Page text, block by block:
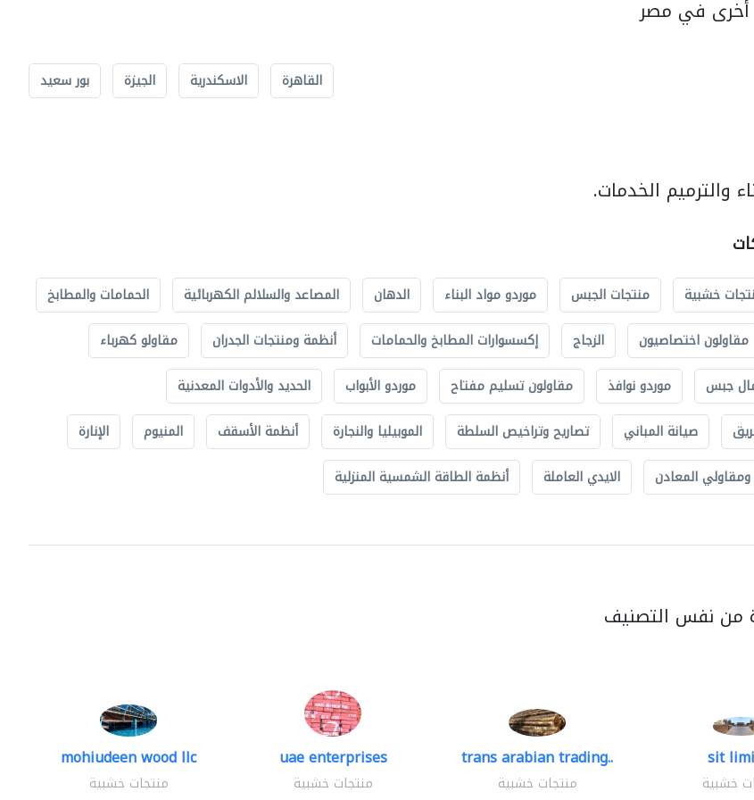
في مصر
القاهرة الاسكندرية الجيزة بور سعيد
والترميم الخدمات.
خشبية منتجات الجبس موردو مواد البناء الدهان المصاعد والسلالم الكهربائية
الحمامات والمطابخ
مقاولون اختصاصيون الزجاج إكسسوارات المطابخ والحمامات أنظمة ومنتجات الجدران
مقاولو كهرباء
جبس موردو نوافذ مقاولون تسليم مفتاح موردو الأبواب
الحديد والأدوات المعدنية
صيانة المباني تصاريح وتراخيص السلطة الموبيليا والنجارة أنظمة الأسقف المنيوم
الإنارة
المعادن الايدي العاملة أنظمة الطاقة الشمسية المنزلية
من نفس التصنيف
mohiudeen wood llc
منتجات خشبية
uae enterprises
منتجات خشبية
trans arabian trading..
منتجات خشبية
sit
خشبية